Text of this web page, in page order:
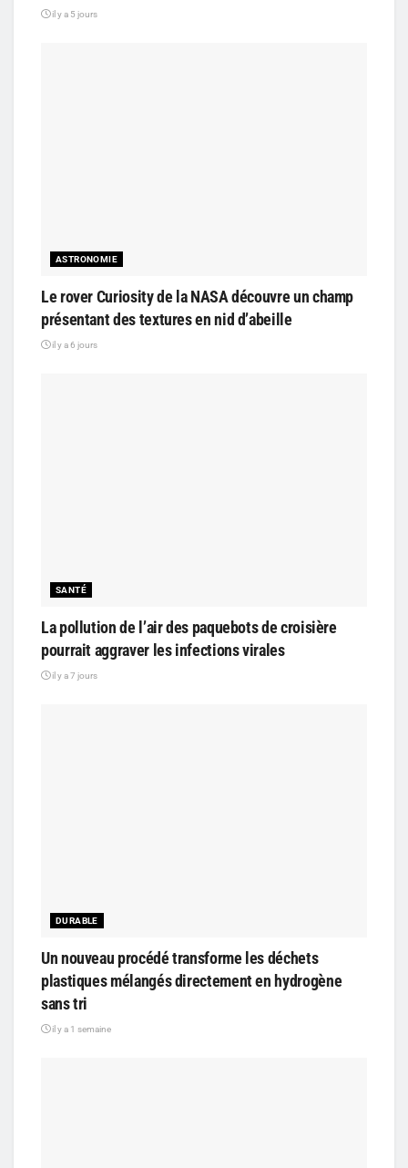
il y a 5 jours
ASTRONOMIE
Le rover Curiosity de la NASA découvre un champ
présentant des textures en nid d’abeille
il y a 6 jours
SANTÉ
La pollution de l’air des paquebots de croisière
pourrait aggraver les infections virales
il y a 7 jours
DURABLE
Un nouveau procédé transforme les déchets
plastiques mélangés directement en hydrogène
sans tri
il y a 1 semaine